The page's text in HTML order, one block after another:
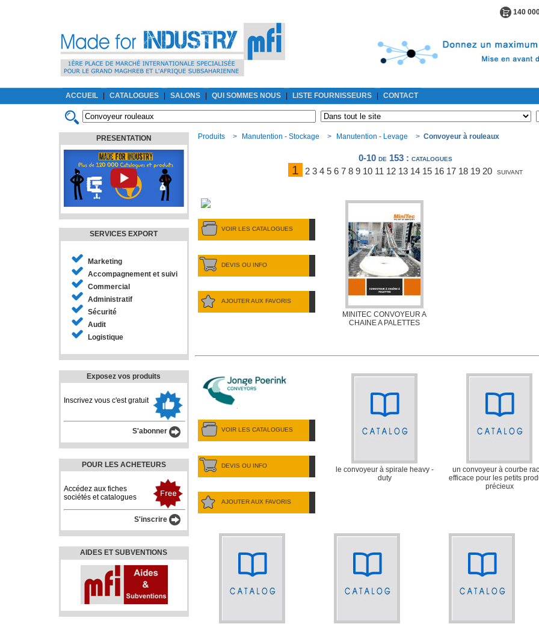
140
ACCUEIL CATALOGUES SALONS QUI SOMMES NOUS LISTE FOURNISSEURS CONTACT
PRESENTATION
SERVICES EXPORT
Marketing
Accompagnement et suivi
Commercial
Administratif
Sécurité
Audit
Logistique
Exposez vos produits
Inscrivez vous c'est gratuit
S'abonner
POUR LES ACHETEURS
Accédez aux fiches
sociétés et catalogues
S'inscrire
AIDES ET SUBVENTIONS
Produits > Manutention - Stockage > Manutention - Levage > Convoyeur à rouleaux
0-10 de 153: catalogues
1 2 3 4 5 6 7 8 9 10 11 12 13 14 15 16 17 18 19 20 suivant
VOIR LES CATALOGUES
DEVIS OU INFO
AJOUTER AUX FAVORIS
MINITEC CONVOYEUR A
CHAINE A PALETTES
VOIR LES CATALOGUES
DEVIS OU INFO
AJOUTER AUX FAVORIS
le convoyeur à spirale heavy -
duty
un convoyeur à courbe
efficace pour les petits
précieux